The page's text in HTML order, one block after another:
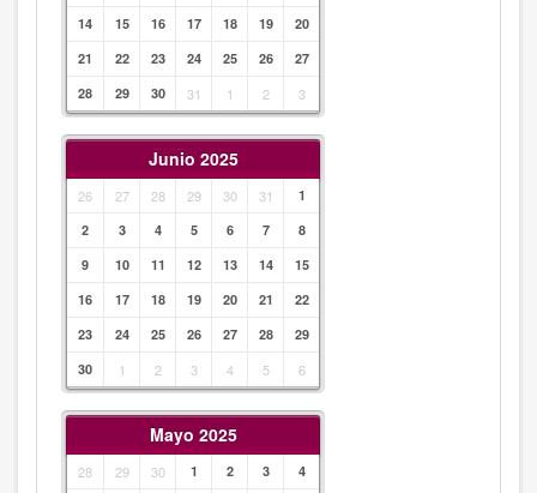
14
15 16 17 18 19
20
21
22 23 24 25 26
27
28
29 30 31 1 2 3
Junio 2025
26 27 28 29 30 31
1
2
3 4 5 6 7
8
9
10 11 12 13 14
15
16
17 18 19 20 21
22
23
24 25 26 27 28
29
30
1 2 3 4 5 6
Mayo 2025
28 29 30 1 2 3 4